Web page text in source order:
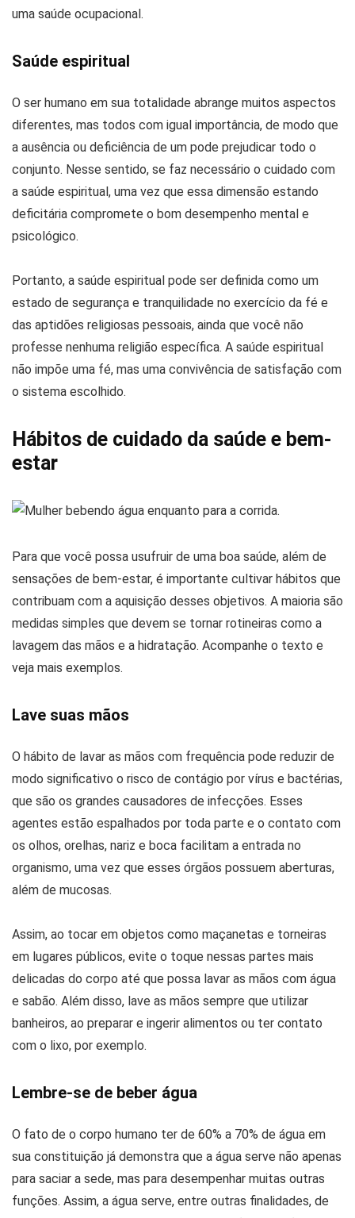
uma saúde ocupacional.
Saúde espiritual
O ser humano em sua totalidade abrange muitos aspectos
diferentes, mas todos com igual importância, de modo que
a ausência ou deficiência de um pode prejudicar todo o
conjunto. Nesse sentido, se faz necessário o cuidado com
a saúde espiritual, uma vez que essa dimensão estando
deficitária compromete o bom desempenho mental e
psicológico.
Portanto, a saúde espiritual pode ser definida como um
estado de segurança e tranquilidade no exercício da fé e
das aptidões religiosas pessoais, ainda que você não
professe nenhuma religião específica. A saúde espiritual
não impõe uma fé, mas uma convivência de satisfação com
o sistema escolhido.
Hábitos de cuidado da saúde e bem-
estar
Para que você possa usufruir de uma boa saúde, além de
sensações de bem-estar, é importante cultivar hábitos que
contribuam com a aquisição desses objetivos. A maioria são
medidas simples que devem se tornar rotineiras como a
lavagem das mãos e a hidratação. Acompanhe o texto e
veja mais exemplos.
Lave suas mãos
O hábito de lavar as mãos com frequência pode reduzir de
modo significativo o risco de contágio por vírus e bactérias,
que são os grandes causadores de infecções. Esses
agentes estão espalhados por toda parte e o contato com
os olhos, orelhas, nariz e boca facilitam a entrada no
organismo, uma vez que esses órgãos possuem aberturas,
além de mucosas.
Assim, ao tocar em objetos como maçanetas e torneiras
em lugares públicos, evite o toque nessas partes mais
delicadas do corpo até que possa lavar as mãos com água
e sabão. Além disso, lave as mãos sempre que utilizar
banheiros, ao preparar e ingerir alimentos ou ter contato
com o lixo, por exemplo.
Lembre-se de beber água
O fato de o corpo humano ter de 60% a 70% de água em
sua constituição já demonstra que a água serve não apenas
para saciar a sede, mas para desempenhar muitas outras
funções. Assim, a água serve, entre outras finalidades, de